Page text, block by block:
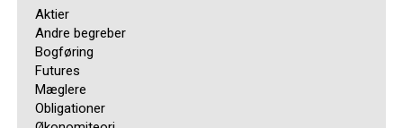
Aktier
Andre begreber
Bogføring
Futures
Mæglere
Obligationer